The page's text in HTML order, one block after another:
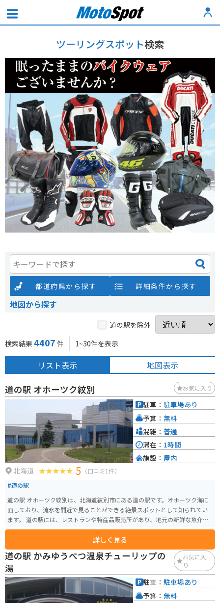
ツーリングスポット検索
都道府県から探す 詳細条件から探す
地図から探す
道の駅を除外
検索結果 4407 件 1~30件を表示
リスト表示 地図表示
道の駅 オホーツク紋別 お気に入り
北海道 5 （口コミ1件）
#道の駅
道の駅 オホーツク紋別は、北海道紋別市にある道の駅です。オホーツク海に
面しており、流氷を間近で見ることができる絶景スポットとして知られてい
ます。 道の駅には、レストランや特産品販売所があり、地元の新鮮な魚介類
や農産物を味わうことができます。お土産には、紋別産の毛ガニやホタテ、
クリオネグッズなどが人気です。 バイクで訪れる際は、駐車場も広く停めや
すいので安心です。オホーツク海沿いの道路は、景色が良く、ツーリングに
も最適です。 周辺には、ガリンコ号に乗船できる流氷砕氷船乗り場や、アザ
ラシと触れ合えるオホーツクとっかりセンターなど、観光スポットも充実し
ています。少し足を延ばせば、広大なサロマ湖や、北緯45度線モニュメント
詳しく見る
駐車： 駐車場あり
予算： 無料
混雑： 普通
滞在： 1時間
施設： 屋内
道の駅 かみゆうべつ温泉チューリップの
湯
お気に入
り
駐車： 駐車場あり
予算： 無料